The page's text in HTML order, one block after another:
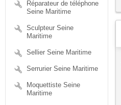
Réparateur de téléphone
Seine Maritime
Sculpteur Seine
Maritime
Sellier Seine Maritime
Serrurier Seine Maritime
Moquettiste Seine
Maritime